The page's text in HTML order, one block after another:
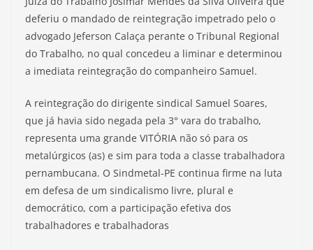
deferiu o mandado de reintegração impetrado pelo o
advogado Jeferson Calaça perante o Tribunal Regional
do Trabalho, no qual concedeu a liminar e determinou
a imediata reintegração do companheiro Samuel.
A reintegração do dirigente sindical Samuel Soares,
que já havia sido negada pela 3° vara do trabalho,
representa uma grande VITÓRIA não só para os
metalúrgicos (as) e sim para toda a classe trabalhadora
pernambucana. O Sindmetal-PE continua firme na luta
em defesa de um sindicalismo livre, plural e
democrático, com a participação efetiva dos
trabalhadores e trabalhadoras